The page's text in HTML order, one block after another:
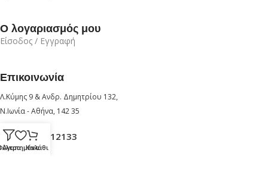
Ο λογαριασμός μου
Είσοδος / Εγγραφή
Επικοινωνία
Λ.Κύμης 9 & Ανδρ. Δημητρίου 132,
Ν.Ιωνία - Αθήνα, 142 35
+30 210 6912133
Αγαπημένα
Καλάθι